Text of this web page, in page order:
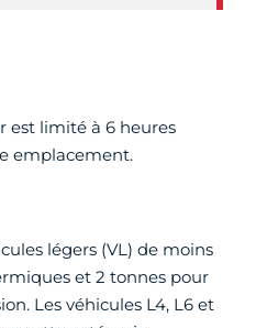
est limité à 6 heures
emplacement.
légers (VL) de moins
et 2 tonnes pour
Les véhicules L4, L6 et